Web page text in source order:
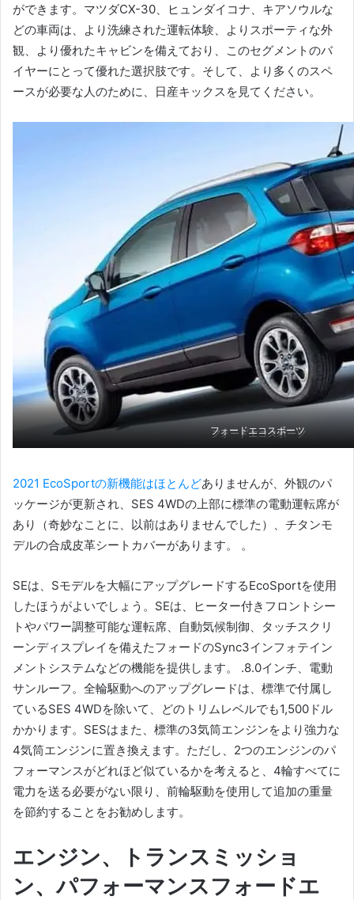
ができます。 マツダCX-30、ヒュンダイコナ、キアソウルな
どの車両は、より洗練された運転体験、よりスポーティな外
観、より優れたキャビンを備えており、このセグメントのバ
イヤーにとって優れた選択肢です。 そして、より多くのスペ
ースが必要な人のために、日産キックスを見てください。
フォードエコスポーツ
フォードエコスポーツ
2021 EcoSportの新機能はほとんどありませんが、外観のパ
ッケージが更新され、SES 4WDの上部に標準の電動運転席が
あり（奇妙なことに、以前はありませんでした）、チタンモ
デルの合成皮革シートカバーがあります。 。
SEは、Sモデルを大幅にアップグレードするEcoSportを使用
したほうがよいでしょう。SEは、ヒーター付きフロントシー
トやパワー調整可能な運転席、自動気候制御、タッチスクリ
ーンディスプレイを備えたフォードのSync3インフォテイン
メントシステムなどの機能を提供します。 .8.0インチ、電動
サンルーフ。 全輪駆動へのアップグレードは、標準で付属し
ているSES 4WDを除いて、どのトリムレベルでも1,500ドル
かかります。 SESはまた、標準の3気筒エンジンをより強力な
4気筒エンジンに置き換えます。 ただし、2つのエンジンのパ
フォーマンスがどれほど似ているかを考えると、4輪すべてに
電力を送る必要がない限り、前輪駆動を使用して追加の重量
を節約することをお勧めします。
エンジン、トランスミッショ
ン、パフォーマンスフォードエ